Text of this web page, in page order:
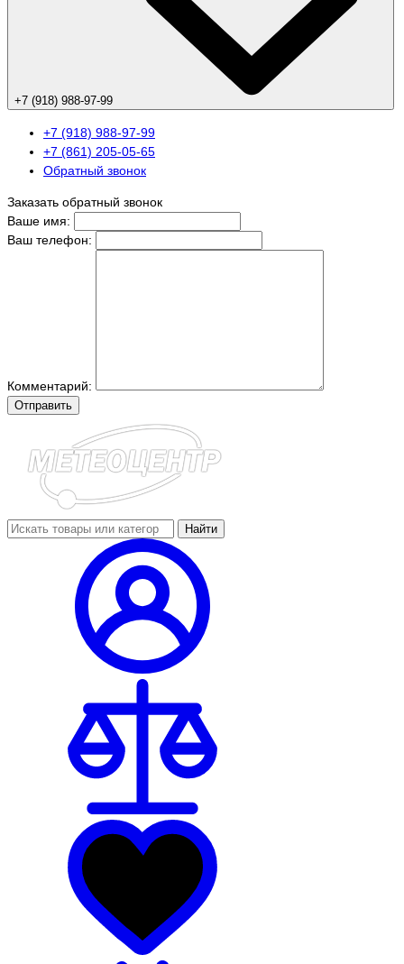
+7 (918) 988-97-99
+7 (918) 988-97-99
+7 (861) 205-05-65
Обратный звонок
Заказать обратный звонок
Ваше имя:
Ваш телефон:
Комментарий:
Отправить
Найти